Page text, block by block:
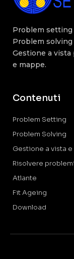
Problem
Problem
Gestione a
e mappe.
Contenuti
Problem Setting
Problem Solving
Gestione a vista
Risolvere problemi
Atlante
Fit Ageing
Download